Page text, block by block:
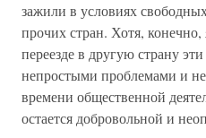
зажили в условиях
прочих стран. Хотя,
переезде в другую страну
непростыми проблемами и
времени общественной
остается добровольной и